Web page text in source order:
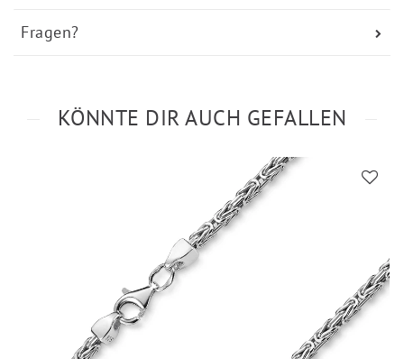
Fragen?
KÖNNTE DIR AUCH GEFALLEN